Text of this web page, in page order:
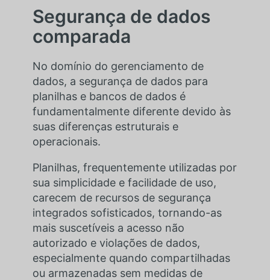
Segurança de dados
comparada
No domínio do gerenciamento de
dados, a segurança de dados para
planilhas e bancos de dados é
fundamentalmente diferente devido às
suas diferenças estruturais e
operacionais.
Planilhas, frequentemente utilizadas por
sua simplicidade e facilidade de uso,
carecem de recursos de segurança
integrados sofisticados, tornando-as
mais suscetíveis a acesso não
autorizado e violações de dados,
especialmente quando compartilhadas
ou armazenadas sem medidas de